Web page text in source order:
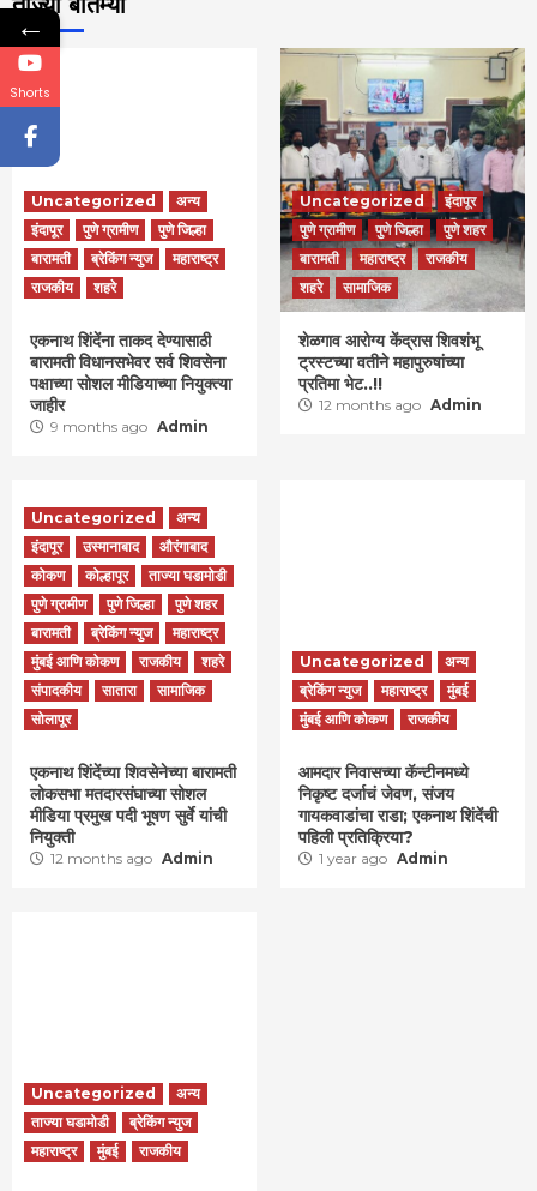
Uncategorized
अन्य
इंदापूर
पुणे ग्रामीण
पुणे जिल्हा
बारामती
ब्रेकिंग न्युज
महाराष्ट्र
राजकीय
शहरे
एकनाथ शिंदेंना ताकद देण्यासाठी
बारामती विधानसभेवर सर्व शिवसेना
पक्षाच्या सोशल मीडियाच्या नियुक्त्या
जाहीर
9 months ago Admin
Uncategorized
इंदापूर
पुणे ग्रामीण
पुणे जिल्हा
पुणे शहर
बारामती
महाराष्ट्र
राजकीय
शहरे
सामाजिक
शेळगाव आरोग्य केंद्रास शिवशंभू
ट्रस्टच्या वतीने महापुरुषांच्या
प्रतिमा भेट..!!
12 months ago Admin
Uncategorized
अन्य
इंदापूर
उस्मानाबाद
औरंगाबाद
कोकण
कोल्हापूर
ताज्या घडामोडी
पुणे ग्रामीण
पुणे जिल्हा
पुणे शहर
बारामती
ब्रेकिंग न्युज
महाराष्ट्र
मुंबई आणि कोकण
राजकीय
शहरे
संपादकीय
सातारा
सामाजिक
सोलापूर
एकनाथ शिंदेंच्या शिवसेनेच्या बारामती
लोकसभा मतदारसंघाच्या सोशल
मीडिया प्रमुख पदी भूषण सुर्वे यांची
नियुक्ती
12 months ago Admin
Uncategorized
अन्य
ब्रेकिंग न्युज
महाराष्ट्र
मुंबई
मुंबई आणि कोकण
राजकीय
आमदार निवासच्या कॅन्टीनमध्ये
निकृष्ट दर्जाचं जेवण, संजय
गायकवाडांचा राडा; एकनाथ शिंदेंची
पहिली प्रतिक्रिया?
1 year ago Admin
Uncategorized
अन्य
ताज्या घडामोडी
ब्रेकिंग न्युज
महाराष्ट्र
मुंबई राजकीय
←
Shorts